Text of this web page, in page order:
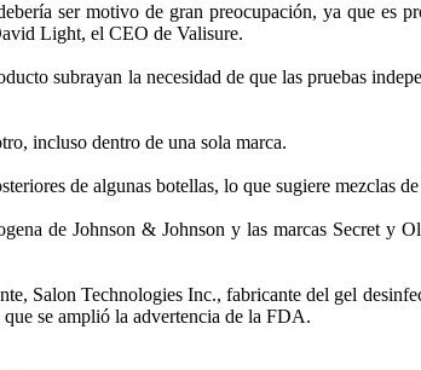
ser motivo de gran preocupación, ya que es
Light, el CEO de Valisure.
subrayan la necesidad de que las pruebas
incluso dentro de una sola marca.
de algunas botellas, lo que sugiere mezclas
de Johnson & Johnson y las marcas Secret y
Salon Technologies Inc., fabricante del gel
se amplió la advertencia de la FDA.